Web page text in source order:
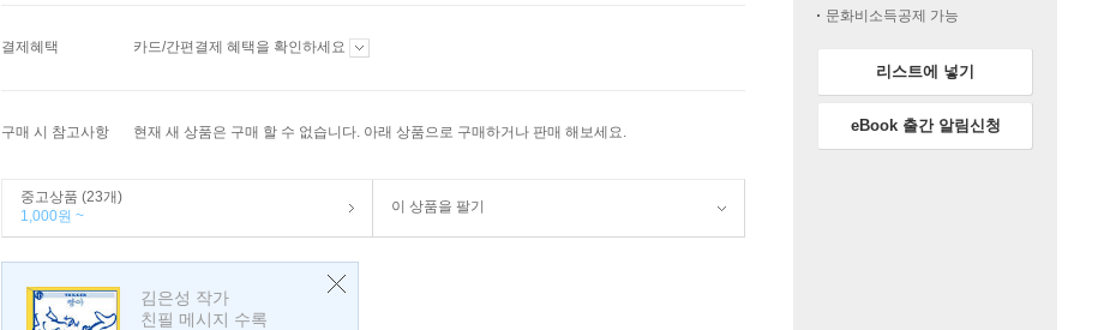
결제혜택 카드/간편결제 혜택을 확인하세요
구매 시 참고사항 현재 새 상품은 구매 할 수 없습니다. 아래 상품으로 구매하거나 판매 해보세요.
중고상품 (23개)
1,000원 ~
이 상품을 팔기
김은성 작가
친필 메시지 수록
문화비소득공제 가능
리스트에 넣기
eBook 출간 알림신청